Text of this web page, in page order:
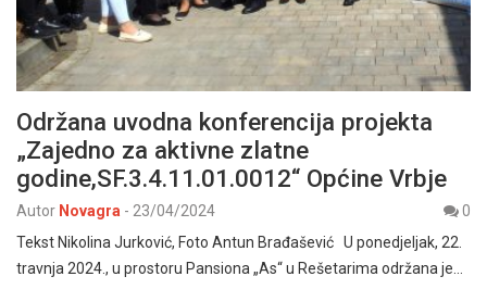
Održana uvodna konferencija projekta
„Zajedno za aktivne zlatne
godine,SF.3.4.11.01.0012“ Općine Vrbje
Autor Novagra - 23/04/2024
0
Tekst Nikolina Jurković, Foto Antun Brađašević U ponedjeljak, 22.
travnja 2024., u prostoru Pansiona „As“ u Rešetarima održana je…